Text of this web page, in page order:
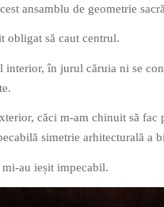
ansamblu de geometrie
obligat să caut centrul.
interior, în jurul căruia ni se
căci m-am chinuit să fac
simetrie arhitecturală a
au ieșit impecabil.